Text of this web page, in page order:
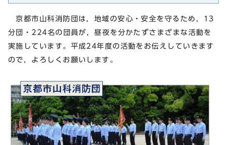
京都市山科消防団は，地域の安心・安全を守るため，13
分団・224名の団員が，昼夜を分かたずさまざまな活動を
実施しています。平成24年度の活動をお伝えしていきます
ので，よろしくお願いします。